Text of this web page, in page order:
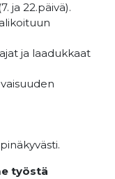
ja 22.päivä).
ja laadukkaat
työstä